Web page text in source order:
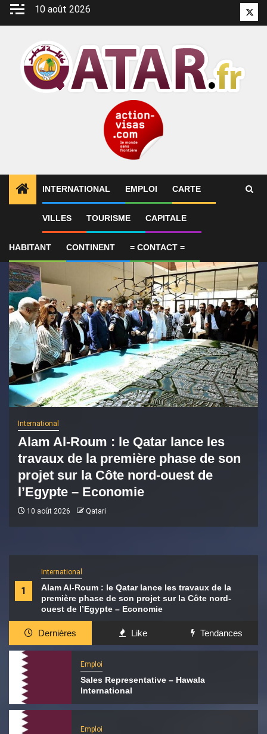
Aller
10 août 2026
INTERNATIONAL EMPLOI CARTE
VILLES TOURISME CAPITALE
HABITANT CONTINENT = CONTACT =
ALERTES INFO 1 Alam Al-Roum : le Qatar lance
1
International
Alam Al-Roum : le Qatar lance les travaux de la
première phase de son projet sur la Côte nord-
ouest de l’Egypte – Economie
International
Alam Al-Roum : le Qatar lance les
travaux de la première phase de son
projet sur la Côte nord-ouest de
l’Egypte – Economie
10 août 2026 Qatari
Dernières Like Tendances
Emploi
Sales Representative – Hawala
International
Emploi